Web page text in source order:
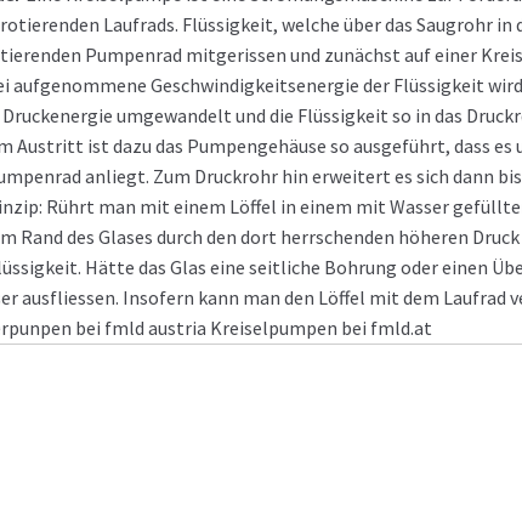
Laufrads. Flüssigkeit, welche über das Saugrohr in
Pumpenrad mitgerissen und zunächst auf einer
aufgenommene Geschwindigkeitsenergie der Flüssigkeit
umgewandelt und die Flüssigkeit so in das
Austritt ist dazu das Pumpengehäuse so ausgeführt, dass
anliegt. Zum Druckrohr hin erweitert es sich dann
Rührt man mit einem Löffel in einem mit Wasser
des Glases durch den dort herrschenden höheren Druck
Hätte das Glas eine seitliche Bohrung oder einen
ausfliessen. Insofern kann man den Löffel mit dem Laufrad
bei fmld austria Kreiselpumpen bei fmld.at